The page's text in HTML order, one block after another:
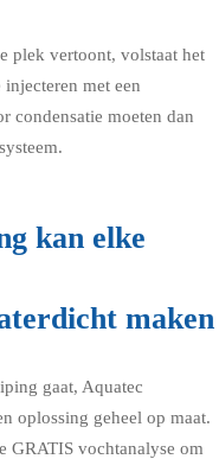
plek vertoont, volstaat het
met een
condensatie moeten dan
kan elke
maken
gaat, Aquatec
oplossing geheel op maat.
GRATIS vochtanalyse om